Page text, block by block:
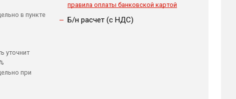
в пункте
уточнит
при
правила оплаты банковской картой
Б/н расчет (c НДС)